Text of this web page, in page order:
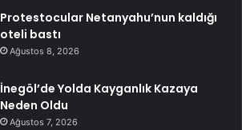
Protestocular Netanyahu’nun kaldığı
oteli bastı
Ağustos 8, 2026
İnegöl’de Yolda Kayganlık Kazaya
Neden Oldu
Ağustos 7, 2026